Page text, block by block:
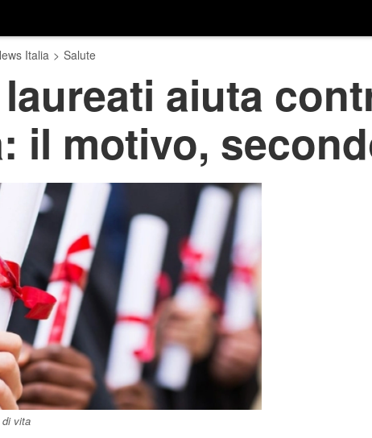
Italia > Salute
aiuta
il motivo,
vita